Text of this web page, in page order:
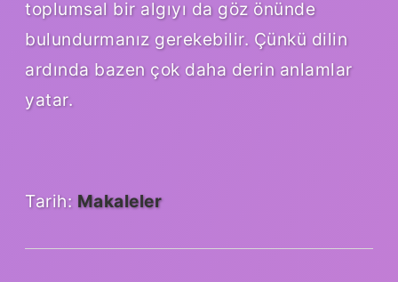
toplumsal bir algıyı da göz önünde
bulundurmanız gerekebilir. Çünkü dilin
ardında bazen çok daha derin anlamlar
yatar.
Tarih: Makaleler